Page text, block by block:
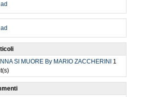
SI MUORE By MARIO ZACCHERINI
1